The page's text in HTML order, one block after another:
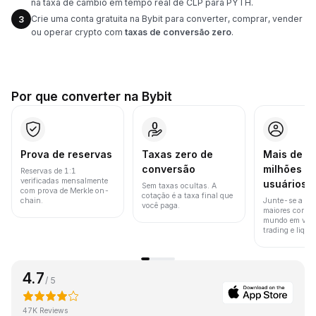
na taxa de câmbio em tempo real de CLP para PYTH.
3
Crie uma conta gratuita na Bybit para converter, comprar, vender
ou operar crypto com taxas de conversão zero.
Por que converter na Bybit
Prova de reservas
Reservas de 1:1
verificadas mensalmente
com prova de Merkle on-
chain.
Taxas zero de
conversão
Sem taxas ocultas. A
cotação é a taxa final que
você paga.
Mais de
milhões
usuários
Junte-se a
maiores
mundo em
trading e
4.7 / 5
47K Reviews